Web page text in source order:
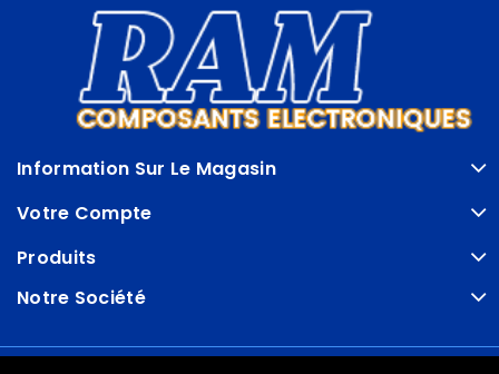
Information Sur Le Magasin
Votre Compte
Produits
Notre Société